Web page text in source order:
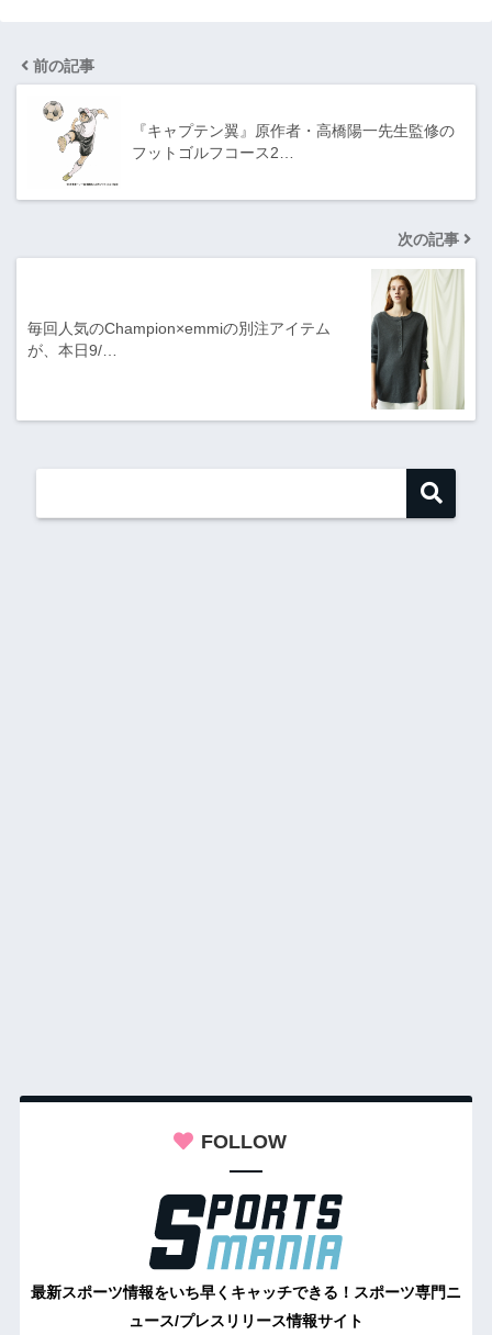
前の記事
『キャプテン翼』原作者・高橋陽一先生監修の
フットゴルフコース2…
次の記事
毎回人気のChampion×emmiの別注アイテム
が、本日9/…
FOLLOW
最新スポーツ情報をいち早くキャッチできる！スポーツ専門ニ
ュース/プレスリリース情報サイト